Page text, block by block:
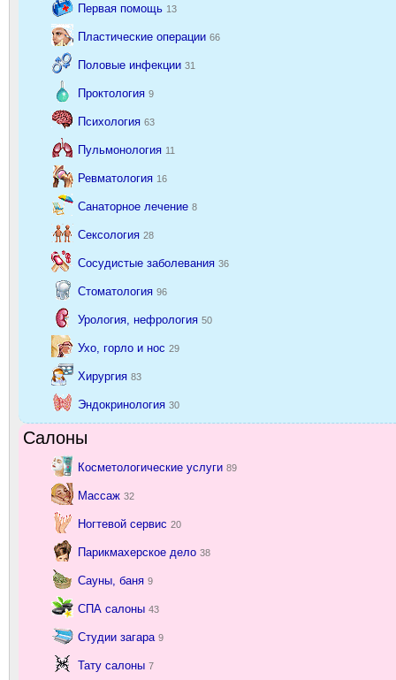
Первая помощь 13
Пластические операции 66
Половые инфекции 31
Проктология 9
Психология 63
Пульмонология 11
Ревматология 16
Санаторное лечение 8
Сексология 28
Сосудистые заболевания 36
Стоматология 96
Урология, нефрология 50
Ухо, горло и нос 29
Хирургия 83
Эндокринология 30
Салоны
Косметологические услуги 89
Массаж 32
Ногтевой сервис 20
Парикмахерское дело 38
Сауны, баня 9
СПА салоны 43
Студии загара 9
Тату салоны 7